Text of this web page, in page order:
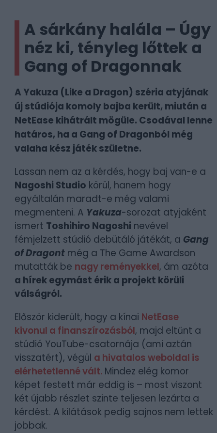
A sárkány halála – Úgy
néz ki, tényleg lőttek a
Gang of Dragonnak
A Yakuza (Like a Dragon) széria atyjának
új stúdiója komoly bajba került, miután a
NetEase kihátrált mögüle. Csodával lenne
határos, ha a Gang of Dragonból még
valaha kész játék születne.
Lassan nem az a kérdés, hogy baj van-e a
Nagoshi Studio körül, hanem hogy
egyáltalán maradt-e még valami
megmenteni. A Yakuza-sorozat atyjaként
ismert Toshihiro Nagoshi nevével
fémjelzett stúdió debütáló játékát, a Gang
of Dragont még a The Game Awardson
mutatták be nagy reményekkel, ám azóta
a hírek egymást érik a projekt körüli
válságról.
Először kiderült, hogy a kínai NetEase
kivonul a finanszírozásból, majd eltűnt a
stúdió YouTube-csatornája (ami aztán
visszatért), végül a hivatalos weboldal is
elérhetetlenné vált. Mindez elég komor
képet festett már eddig is – most viszont
két újabb részlet szinte teljesen lezárta a
kérdést. A kilátások pedig sajnos nem lettek
jobbak.